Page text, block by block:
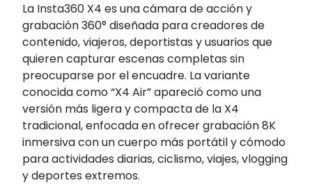
La Insta360 X4 es una cámara de acción y
grabación 360° diseñada para creadores de
contenido, viajeros, deportistas y usuarios que
quieren capturar escenas completas sin
preocuparse por el encuadre. La variante
conocida como “X4 Air” apareció como una
versión más ligera y compacta de la X4
tradicional, enfocada en ofrecer grabación 8K
inmersiva con un cuerpo más portátil y cómodo
para actividades diarias, ciclismo, viajes, vlogging
y deportes extremos.